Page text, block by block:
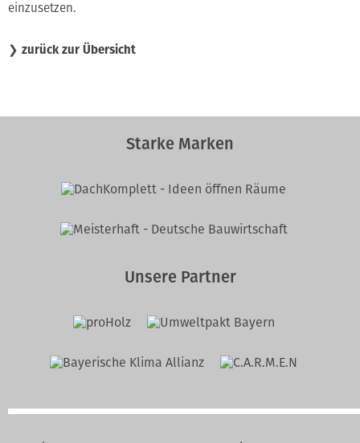
einzusetzen.
❯ zurück zur Übersicht
Starke Marken
Unsere Partner